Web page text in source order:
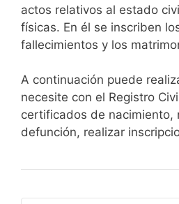
actos relativos al estado
físicas. En él se inscriben
fallecimientos y los
A continuación puede
necesite con el Registro
certificados de nacimiento,
defunción, realizar